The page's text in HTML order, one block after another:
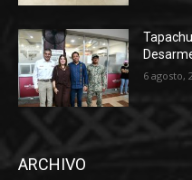
6 agosto,
ARCHIVO